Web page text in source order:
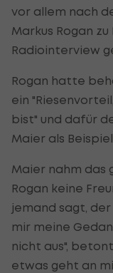
vor allem nach
Markus Rogan
Radiointerview
Rogan hatte
ein
bist" und dafür
Maier als
Maier nahm das
Rogan keine
jemand sagt,
mir meine
nicht aus",
etwas geht an